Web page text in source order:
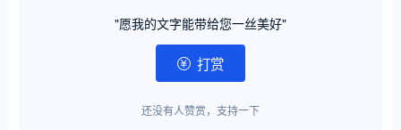
"愿我的文字能带给您一丝美好"
打赏
还没有人赞赏，支持一下